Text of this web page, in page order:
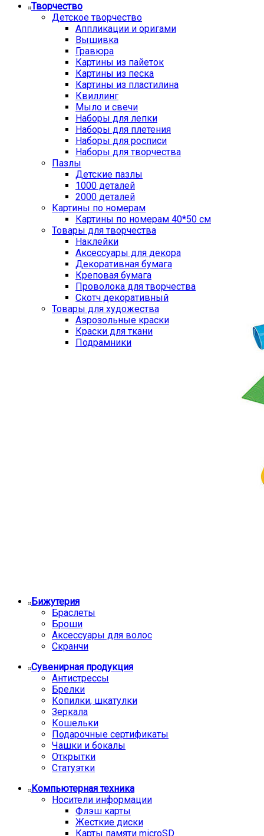
Творчество
Детское творчество
Аппликации и оригами
Вышивка
Гравюра
Картины из пайеток
Картины из песка
Картины из пластилина
Квиллинг
Мыло и свечи
Наборы для лепки
Наборы для плетения
Наборы для росписи
Наборы для творчества
Пазлы
Детские пазлы
1000 деталей
2000 деталей
Картины по номерам
Картины по номерам 40*50 см
Товары для творчества
Наклейки
Аксессуары для декора
Декоративная бумага
Креповая бумага
Проволока для творчества
Скотч декоративный
Товары для художества
Аэрозольные краски
Краски для ткани
Подрамники
Бижутерия
Браслеты
Броши
Аксессуары для волос
Скранчи
Сувенирная продукция
Антистрессы
Брелки
Копилки, шкатулки
Зеркала
Кошельки
Подарочные сертификаты
Чашки и бокалы
Открытки
Статуэтки
Компьютерная техника
Носители информации
Флэш карты
Жесткие диски
Карты памяти microSD